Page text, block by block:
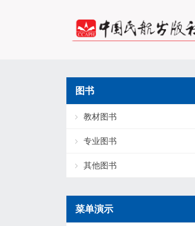
图书
教材图书
专业图书
其他图书
菜单演示